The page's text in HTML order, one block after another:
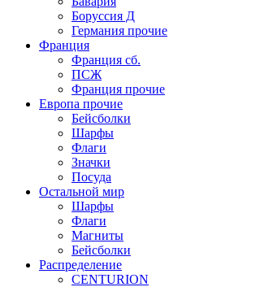
Боруссия Д
Германия прочие
Франция
Франция сб.
ПСЖ
Франция прочие
Европа прочие
Бейсболки
Шарфы
Флаги
Значки
Посуда
Остальной мир
Шарфы
Флаги
Магниты
Бейсболки
Распределение
CENTURION